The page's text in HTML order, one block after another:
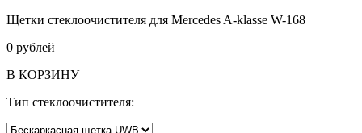
Щетки стеклоочистителя для Mercedes A-klasse W-168
0 рублей
В КОРЗИНУ
Тип стеклоочистителя: